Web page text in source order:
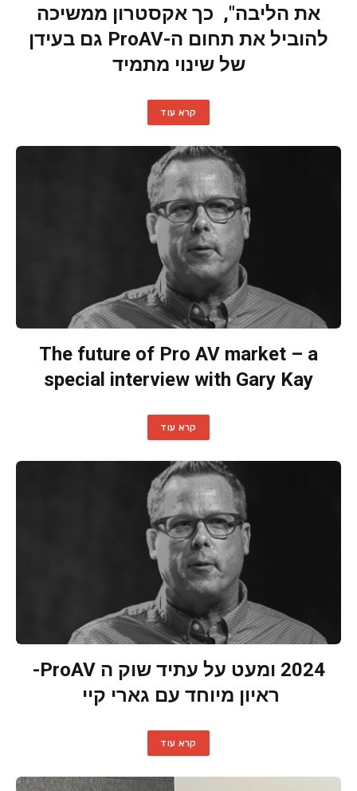
את הליבה", כך אקסטרון ממשיכה
להוביל את תחום ה-ProAV גם בעידן
של שינוי מתמיד
קרא עוד
The future of Pro AV market – a
special interview with Gary Kay
קרא עוד
2024 ומעט על עתיד שוק ה ProAV-
ראיון מיוחד עם גארי קיי
קרא עוד